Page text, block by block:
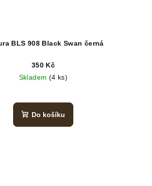
Glazura BLS 908 Black Swan černá
350 Kč
Skladem (4 ks)
Do košíku